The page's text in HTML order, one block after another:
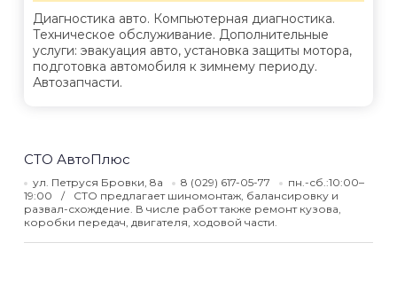
Диагностика авто. Компьютерная диагностика.
Техническое обслуживание. Дополнительные
услуги: эвакуация авто, установка защиты мотора,
подготовка автомобиля к зимнему периоду.
Автозапчасти.
СТО АвтоПлюс
ул. Петруся Бровки, 8а 8 (029) 617-05-77
пн.-сб.:10:00–
19:00
СТО предлагает шиномонтаж, балансировку и
развал-схождение. В числе работ также ремонт кузова,
коробки передач, двигателя, ходовой части.